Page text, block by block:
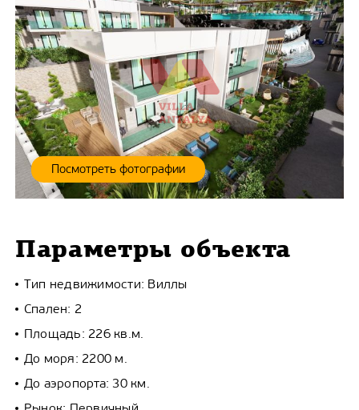
Посмотреть фотографии
Параметры объекта
Тип недвижимости: Виллы
Спален: 2
Площадь: 226 кв.м.
До моря: 2200 м.
До аэропорта: 30 км.